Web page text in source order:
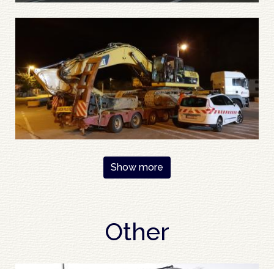
Show more
Other